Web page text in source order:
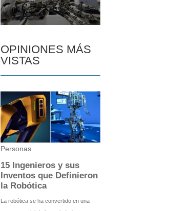
OPINIONES MÁS
VISTAS